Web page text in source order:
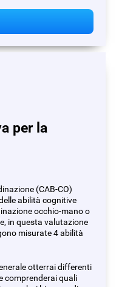
per la
(CAB-CO)
abilità cognitive
occhio-mano o
in questa valutazione
misurate 4 abilità
otterrai differenti
comprenderai quali